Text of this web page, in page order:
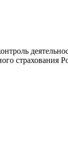
страхования